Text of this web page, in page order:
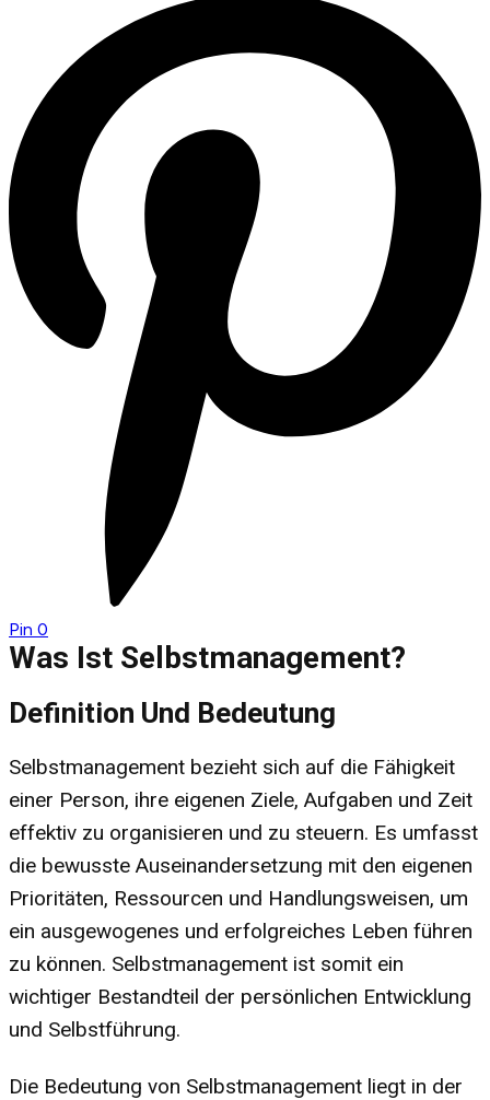
Pin 0
Was Ist Selbstmanagement?
Definition Und Bedeutung
Selbstmanagement bezieht sich auf die Fähigkeit
einer Person, ihre eigenen Ziele, Aufgaben und Zeit
effektiv zu organisieren und zu steuern. Es umfasst
die bewusste Auseinandersetzung mit den eigenen
Prioritäten, Ressourcen und Handlungsweisen, um
ein ausgewogenes und erfolgreiches Leben führen
zu können. Selbstmanagement ist somit ein
wichtiger Bestandteil der persönlichen Entwicklung
und Selbstführung.
Die Bedeutung von Selbstmanagement liegt in der